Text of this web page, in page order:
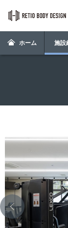
ホーム 施設